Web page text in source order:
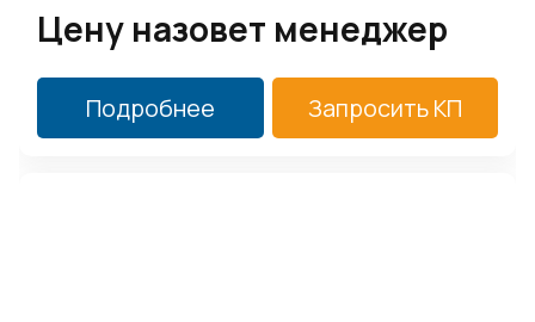
Цену назовет менеджер
Подробнее Запросить КП